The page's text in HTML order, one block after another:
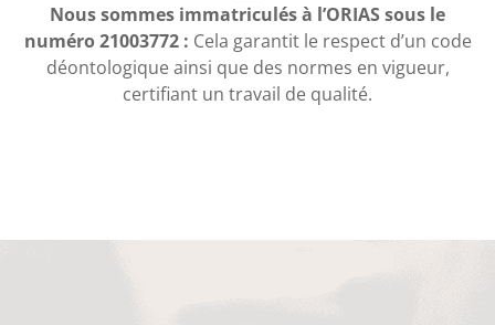
Nous sommes immatriculés à l’ORIAS sous le
numéro 21003772 : Cela garantit le respect d’un code
déontologique ainsi que des normes en vigueur,
certifiant un travail de qualité.